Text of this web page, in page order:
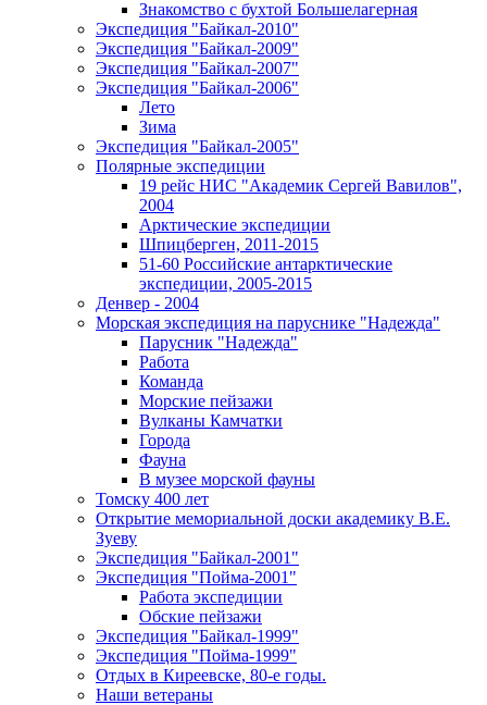
Знакомство с бухтой Большелагерная
Экспедиция "Байкал-2010"
Экспедиция "Байкал-2009"
Экспедиция "Байкал-2007"
Экспедиция "Байкал-2006"
Лето
Зима
Экспедиция "Байкал-2005"
Полярные экспедиции
19 рейс НИС "Академик Сергей Вавилов",
2004
Арктические экспедиции
Шпицберген, 2011-2015
51-60 Российские антарктические
экспедиции, 2005-2015
Денвер - 2004
Морская экспедиция на паруснике "Надежда"
Парусник "Надежда"
Работа
Команда
Морские пейзажи
Вулканы Камчатки
Города
Фауна
В музее морской фауны
Томску 400 лет
Открытие мемориальной доски академику В.Е.
Зуеву
Экспедиция "Байкал-2001"
Экспедиция "Пойма-2001"
Работа экспедиции
Обские пейзажи
Экспедиция "Байкал-1999"
Экспедиция "Пойма-1999"
Отдых в Киреевске, 80-е годы.
Наши ветераны